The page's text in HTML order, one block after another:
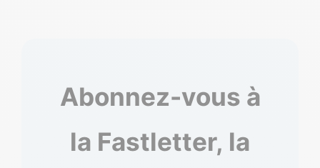
Abonnez-vous à
la Fastletter, la